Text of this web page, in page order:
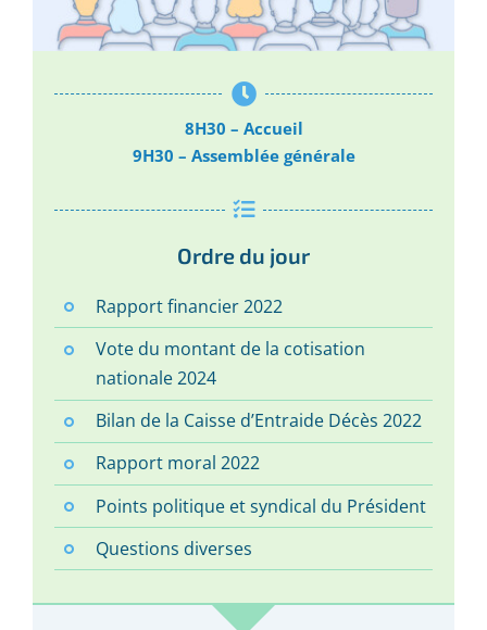
8H30 – Accueil
9H30 – Assemblée générale
Ordre du jour
Rapport financier 2022
Vote du montant de la cotisation
nationale 2024
Bilan de la Caisse d’Entraide Décès 2022
Rapport moral 2022
Points politique et syndical du Président
Questions diverses